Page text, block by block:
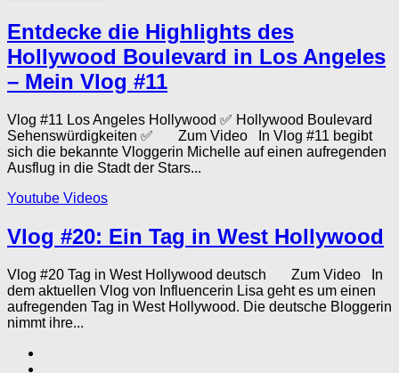
Entdecke die Highlights des
Hollywood Boulevard in Los Angeles
– Mein Vlog #11
Vlog #11 Los Angeles Hollywood ✅ Hollywood Boulevard
Sehenswürdigkeiten ✅ Zum Video In Vlog #11 begibt
sich die bekannte Vloggerin Michelle auf einen aufregenden
Ausflug in die Stadt der Stars...
Youtube Videos
Vlog #20: Ein Tag in West Hollywood
Vlog #20 Tag in West Hollywood deutsch Zum Video In
dem aktuellen Vlog von Influencerin Lisa geht es um einen
aufregenden Tag in West Hollywood. Die deutsche Bloggerin
nimmt ihre...